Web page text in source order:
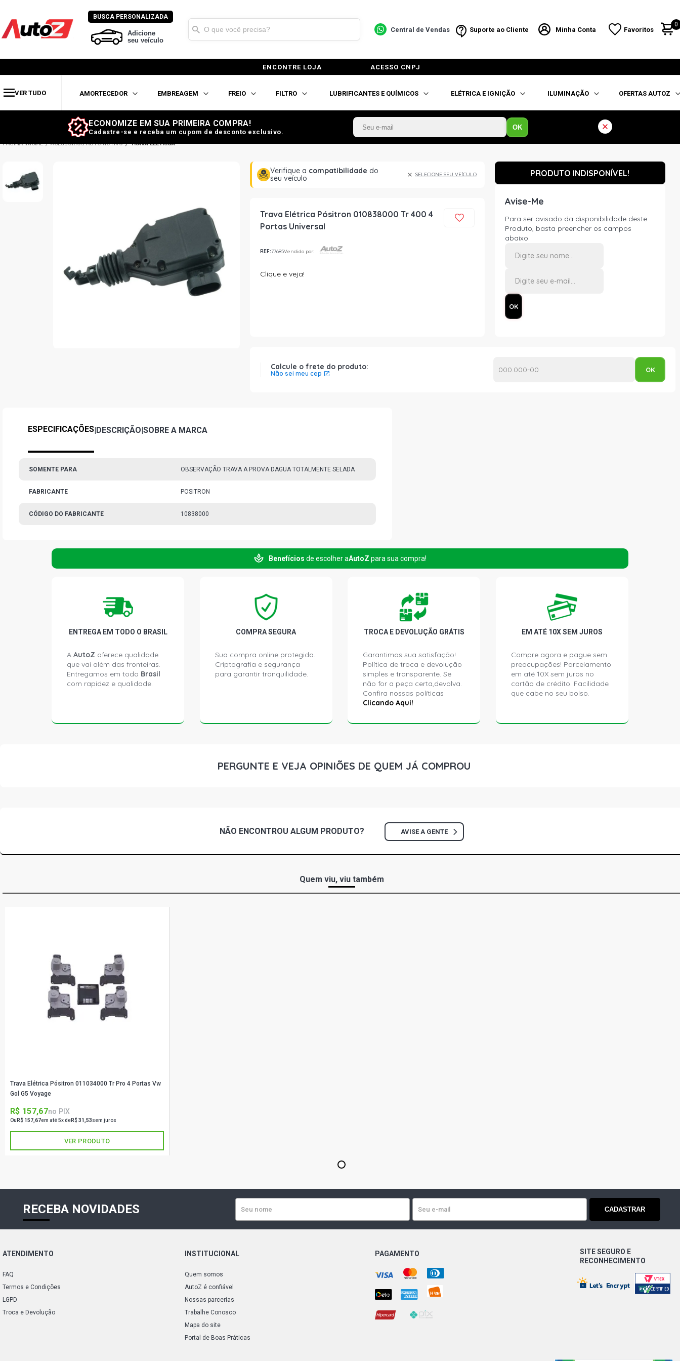
BUSCA PERSONALIZADA
Adicione
seu veículo
Central de Vendas Suporte ao Cliente Minha Conta Favoritos
0
ENCONTRE LOJA ACESSO CNPJ
VER TUDO AMORTECEDOR EMBREAGEM FREIO FILTRO LUBRIFICANTES E QUÍMICOS ELÉTRICA E IGNIÇÃO ILUMINAÇÃO OFERTAS AUTOZ
ECONOMIZE EM SUA PRIMEIRA COMPRA!
Cadastre-se e receba um cupom de desconto exclusivo.
OK
ACESSÓRIOS AUTOMOTIVO TRAVA ELÉTRICA
Verifique a compatibilidade do
seu veículo
SELECIONE SEU VEÍCULO
Trava Elétrica Pósitron 010838000 Tr 400 4
Portas Universal
REF:77685Vendido por:
Clique e veja!
PRODUTO INDISPONÍVEL!
Avise-Me
Para ser avisado da disponibilidade deste
Produto, basta preencher os campos
abaixo.
Calcule o frete do produto:
Não sei meu cep
ESPECIFICAÇÕES|DESCRIÇÃO|SOBRE A MARCA
SOMENTE PARA OBSERVAÇÃO TRAVA A PROVA DAGUA TOTALMENTE SELADA
FABRICANTE POSITRON
CÓDIGO DO FABRICANTE 10838000
Benefícios de escolher aAutoZ para sua compra!
ENTREGA EM TODO O BRASIL
A AutoZ oferece qualidade
que vai além das fronteiras.
Entregamos em todo Brasil
com rapidez e qualidade.
COMPRA SEGURA
Sua compra online protegida.
Criptografia e segurança
para garantir tranquilidade.
TROCA E DEVOLUÇÃO GRÁTIS
Garantimos sua satisfação!
Política de troca e devolução
simples e transparente. Se
não for a peça certa,devolva.
Confira nossas políticas
Clicando Aqui!
EM ATÉ 10X SEM JUROS
Compre agora e pague sem
preocupações! Parcelamento
em até 10X sem juros no
cartão de crédito. Facilidade
que cabe no seu bolso.
PERGUNTE E VEJA OPINIÕES DE QUEM JÁ COMPROU
NÃO ENCONTROU ALGUM PRODUTO? AVISE A GENTE
Quem viu, viu também
Trava Elétrica Pósitron 011034000 Tr Pro 4 Portas Vw
Gol G5 Voyage
R$ 157,67no PIX
Ou R$ 157,67em até 5x deR$ 31,53sem juros
VER PRODUTO
1
RECEBA NOVIDADES CADASTRAR
ATENDIMENTO
FAQ
Termos e Condições
LGPD
Troca e Devolução
INSTITUCIONAL
Quem somos
AutoZ é confiável
Nossas parcerias
Trabalhe Conosco
Mapa do site
Portal de Boas Práticas
PAGAMENTO
SITE SEGURO E
RECONHECIMENTO